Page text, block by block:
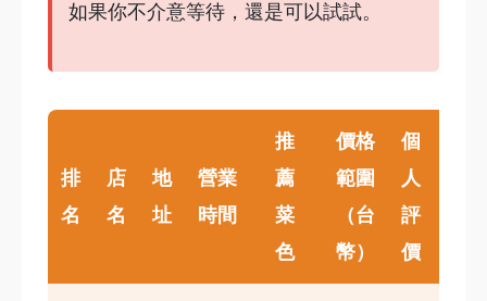
如果你不介意等待，還是可以試試。
排
名
店
名
地
址
營業
時間
推
薦
菜
色
價格
範圍
（台
幣）
個
人
評
價